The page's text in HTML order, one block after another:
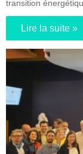
transition
Lire la suite »